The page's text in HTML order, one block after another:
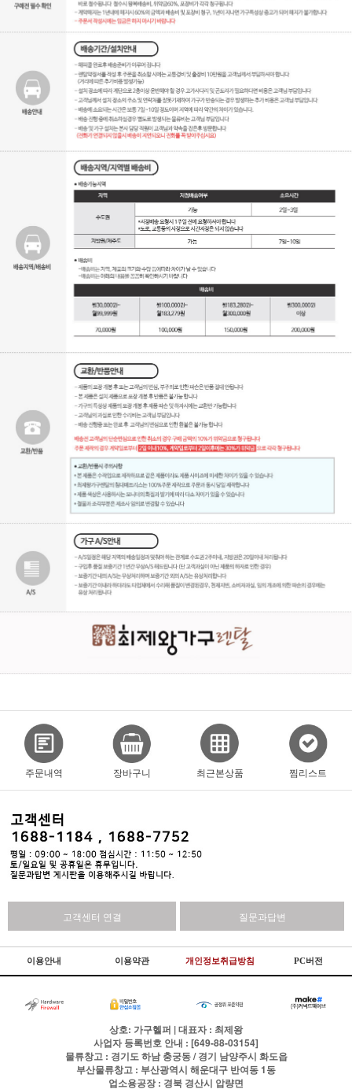
주문내역 장바구니 최근본상품 찜리스트
고객센터 연결 질문과답변
이용안내 이용약관 개인정보취급방침 PC버전
상호: 가구헬퍼 | 대표자 : 최제왕
사업자 등록번호 안내 : [649-88-03154]
물류창고 : 경기도 하남 충궁동 / 경기 남양주시 화도읍
부산물류창고 : 부산광역시 해운대구 반여동 1동
업소용공장 : 경북 경산시 압량면